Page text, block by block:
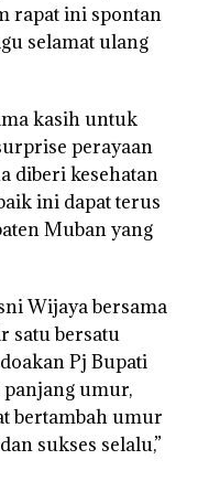
rapat ini spontan
selamat ulang
kasih untuk
perayaan
diberi kesehatan
ini dapat terus
Muban yang
Wijaya bersama
satu bersatu
Pj Bupati
umur,
bertambah umur
sukses selalu,”